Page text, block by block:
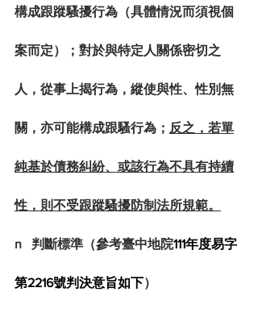
構成跟蹤騷擾行為（具體情況而須視個
案而定）；對於與特定人關係密切之
人，從事上揭行為，縱使與性、性別無
關，亦可能構成跟騷行為； 反之，若單
純基於債務糾紛、或該行為不具有持續
性，則不受跟蹤騷擾防制法所規範。
n   判斷標準（參考臺中地院111年度易字
第2216號判決意旨如下）